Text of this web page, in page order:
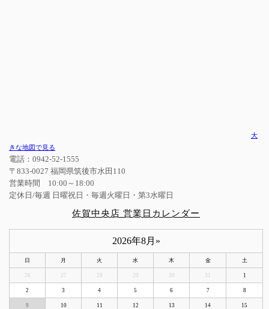
大
きな地図で見る
電話：0942-52-1555
〒833-0027 福岡県筑後市水田110
営業時間 10:00～18:00
定休日/毎週 日曜祝日・毎週火曜日・第3水曜日
佐賀中央店 営業日カレンダー
2026年8月 »
日 月 火 水 木 金 土
26 27 28 29 30 31 1
2 3 4 5 6 7 8
9 10 11 12 13 14 15